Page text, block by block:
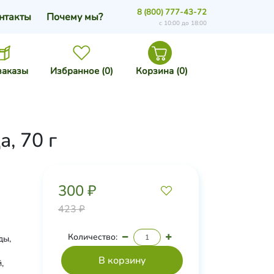
Избранное (0) Корзина (0)
Почему мы? 8 (800) 777-43-72
с 10:00 до 18:00
70 г
300 ₽
423 ₽
Количество: